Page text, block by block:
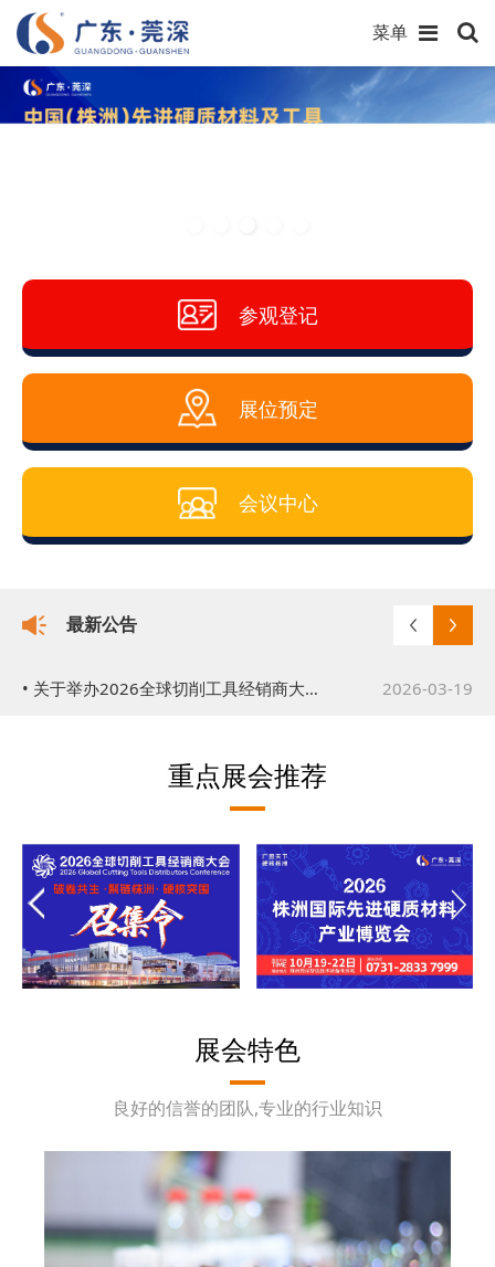
菜单
参观登记
展位预定
会议中心
最新公告
• 关于举办2026株洲国际先进硬质材料产业博览会的通知 2026-03-17
重点展会推荐
展会特色
良好的信誉的团队,专业的行业知识